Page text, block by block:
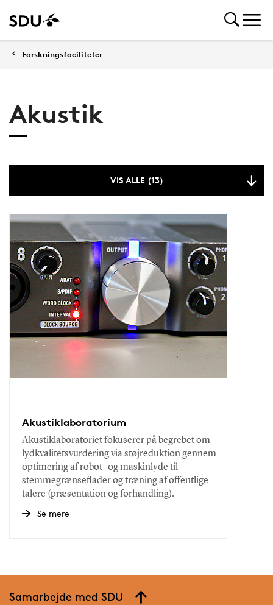
Forskningsfaciliteter
Akustik
VIS ALLE (13)
Akustiklaboratorium
Akustiklaboratoriet fokuserer på begrebet om
lydkvalitetsvurdering via støjreduktion gennem
optimering af robot- og maskinlyde til
stemmegrænseflader og træning af offentlige
talere (præsentation og forhandling).
Se mere
Samarbejde med SDU